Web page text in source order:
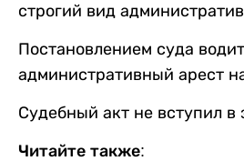
строгий вид
Постановлением суда
административный арест
Судебный акт не вступил в
Читайте также: